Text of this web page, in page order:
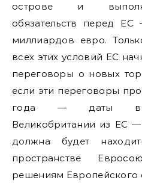
острове и
обязательств перед
миллиардов евро.
всех этих условий ЕС
переговоры о новых
если эти переговоры
года — даты
Великобритании из ЕС
должна будет
пространстве
решениям Европейского